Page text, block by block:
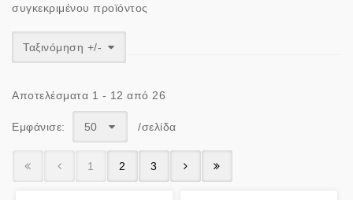
συγκεκριμένου προϊόντος
Ταξινόμηση +/-
Αποτελέσματα 1 - 12 από 26
Εμφάνισε: 50 /σελίδα
1 2 3